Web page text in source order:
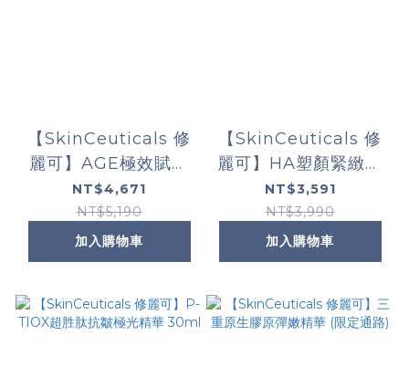
【SkinCeuticals 修
麗可】AGE極效賦活
緊緻精華 30ml
NT$4,671
NT$5,190
加入購物車
【SkinCeuticals 修
麗可】HA塑顏緊緻超
彈力紫米精華 30ml
NT$3,591
NT$3,990
加入購物車